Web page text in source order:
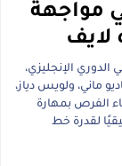
مواجهة
لايف
الدوري الإنجليزي،
ماني، ولويس دياز،
الفرص بمهارة
لقدرة خط